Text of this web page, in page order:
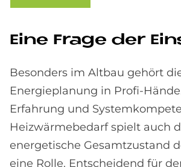
Eine Fra­ge der
Besonders im Altbau gehört
Energieplanung in Profi-
Erfahrung und
Heizwärmebedarf spielt auch
energetische Gesamtzustand
eine Rolle. Entscheidend für